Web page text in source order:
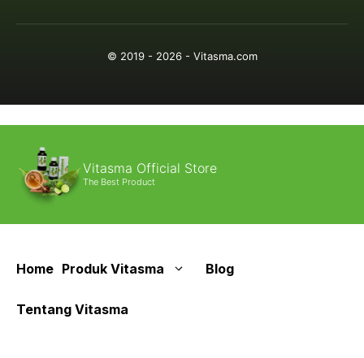
© 2019 - 2026 - Vitasma.com
Vitasma Official Store
The Best Product
Home Produk Vitasma Blog
Tentang Vitasma